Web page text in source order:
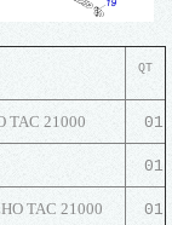
QT
TAC 21000 01
01
TAC 21000 01